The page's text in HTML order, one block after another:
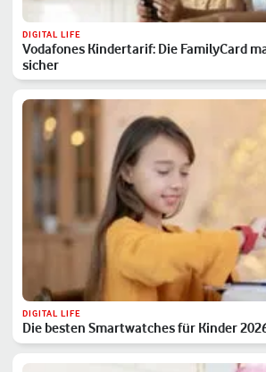
DIGITAL LIFE
Vodafones Kindertarif: Die FamilyCard
sicher
DIGITAL LIFE
Die besten Smartwatches für Kinder